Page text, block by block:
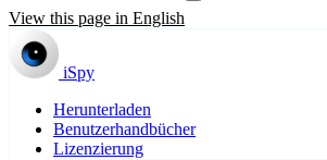
View this page in English
iSpy
Herunterladen
Benutzerhandbücher
Lizenzierung